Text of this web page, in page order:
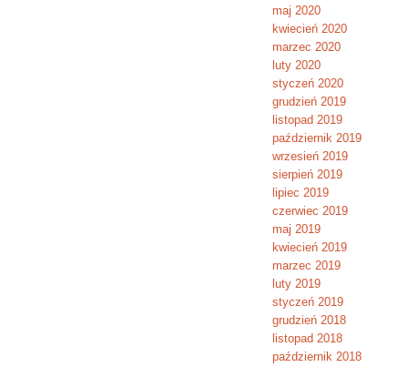
maj 2020
kwiecień 2020
marzec 2020
luty 2020
styczeń 2020
grudzień 2019
listopad 2019
październik 2019
wrzesień 2019
sierpień 2019
lipiec 2019
czerwiec 2019
maj 2019
kwiecień 2019
marzec 2019
luty 2019
styczeń 2019
grudzień 2018
listopad 2018
październik 2018